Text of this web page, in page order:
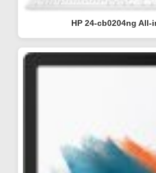
HP 24-cb0204ng All-